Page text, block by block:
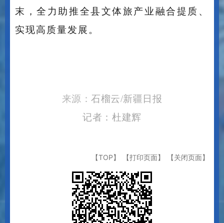
末，全力助推全县文体旅产业融合提质、
实现高质量发展。
来源：石榴云/新疆日报
记者：杜建辉
【TOP】 【打印页面】 【关闭页面】